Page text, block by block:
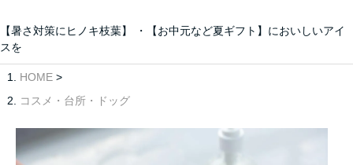
【暑さ対策にヒノキ枝葉】 ・【お中元など夏ギフト】においしいアイ
スを
HOME >
コスメ・台所・ドッグ